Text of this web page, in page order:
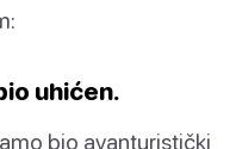
uhićen.
bio avanturistički